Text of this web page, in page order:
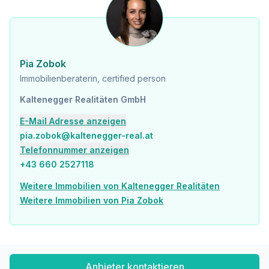
* Dampfbackofen
* Abwasch mit 2 Becken
* Backrohr
* Geschirrspüler
* Elektroherd mit 4 Platten
Highlights:
* Blick über die Weinberge + Wien
* Wohlfühlatmosphäre
* Gastraum im OG mit 35 Verabreichungsplätzen
* Gastgarten mit ca. 60 Verabreichungsplätzen
Pia Zobok
Immobilienberaterin, certified person
Kaltenegger Realitäten GmbH
E-Mail Adresse anzeigen
pia.zobok@kaltenegger-real.at
Telefonnummer anzeigen
+43 660 2527118
Weitere Immobilien von Kaltenegger Realitäten
Weitere Immobilien von Pia Zobok